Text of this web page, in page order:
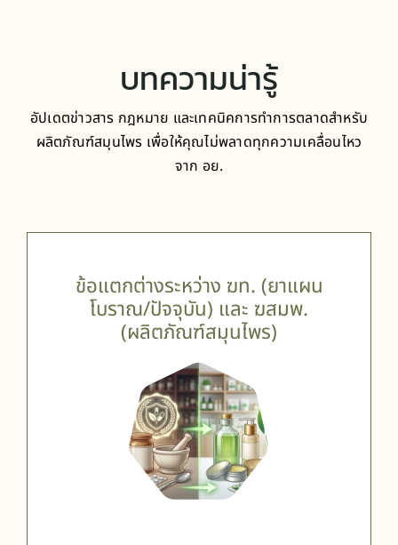
บทความน่ารู้
อัปเดตข่าวสาร กฎหมาย และเทคนิคการทำการตลาดสำหรับ
ผลิตภัณฑ์สมุนไพร เพื่อให้คุณไม่พลาดทุกความเคลื่อนไหว
จาก อย.
ข้อแตกต่างระหว่าง ฆท. (ยาแผน
โบราณ/ปัจจุบัน) และ ฆสมพ.
(ผลิตภัณฑ์สมุนไพร)